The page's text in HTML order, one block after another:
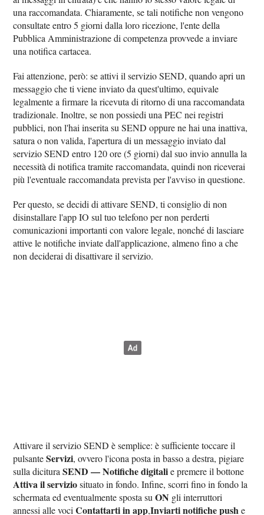
una raccomandata. Chiaramente, se tali notifiche non vengono
consultate entro 5 giorni dalla loro ricezione, l'ente della
Pubblica Amministrazione di competenza provvede a inviare
una notifica cartacea.
Fai attenzione, però: se attivi il servizio SEND, quando apri un
messaggio che ti viene inviato da quest'ultimo, equivale
legalmente a firmare la ricevuta di ritorno di una raccomandata
tradizionale. Inoltre, se non possiedi una PEC nei registri
pubblici, non l'hai inserita su SEND oppure ne hai una inattiva,
satura o non valida, l'apertura di un messaggio inviato dal
servizio SEND entro 120 ore (5 giorni) dal suo invio annulla la
necessità di notifica tramite raccomandata, quindi non riceverai
più l'eventuale raccomandata prevista per l'avviso in questione.
Per questo, se decidi di attivare SEND, ti consiglio di non
disinstallare l'app IO sul tuo telefono per non perderti
comunicazioni importanti con valore legale, nonché di lasciare
attive le notifiche inviate dall'applicazione, almeno fino a che
non deciderai di disattivare il servizio.
Attivare il servizio SEND è semplice: è sufficiente toccare il
pulsanteServizi, ovvero l'icona posta in basso a destra, pigiare
sulla dicituraSEND — Notifiche digitalie premere il bottone
Attiva il serviziosituato in fondo. Infine, scorri fino in fondo la
schermata ed eventualmente sposta suON gli interruttori
annessi alle vociContattarti in app,Inviarti notifiche pushe